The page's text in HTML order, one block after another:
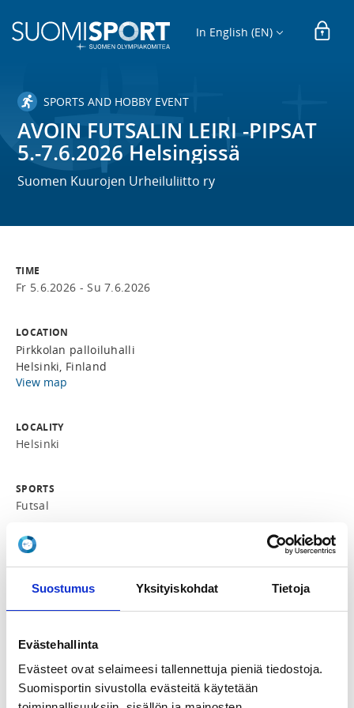
Suostumus Yksityiskohdat Tietoja
Evästehallinta
Evästeet ovat selaimeesi tallennettuja pieniä tiedostoja.
Suomisportin sivustolla evästeitä käytetään
In English (EN)
SPORTS AND HOBBY EVENT
AVOIN FUTSALIN LEIRI -PIPSAT
5.-7.6.2026 Helsingissä
Suomen Kuurojen Urheiluliitto ry
TIME
Fr 5.6.2026 -Su 7.6.2026
LOCATION
Pirkkolan palloiluhalli
Helsinki, Finland
View map
LOCALITY
Helsinki
SPORTS
Futsal
REGISTRATION PERIOD
Th 26.3.2026 at 12:00 - Su 31.5.2026 at 23:59
PRICE
Omavastuuosuus on 10 €. Ilmoittautuminen on sitova
(huom! ei sis. ruokailut)